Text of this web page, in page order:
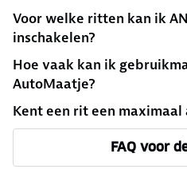
Voor welke ritten kan ik
inschakelen?
Hoe vaak kan ik
AutoMaatje?
Kent een rit een
FAQ voor